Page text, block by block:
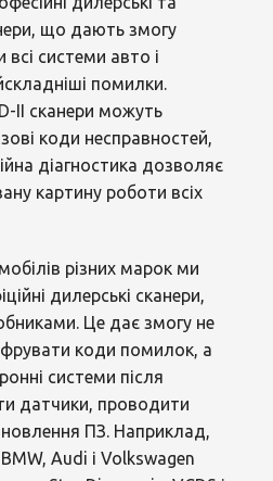
що дають змогу
всі системи авто і
помилки.
II сканери можуть
коди несправностей,
діагностика дозволяє
картину роботи всіх
різних марок ми
дилерські сканери,
Це дає змогу не
коди помилок, а
системи після
датчики, проводити
ПЗ. Наприклад,
Audi і Volkswagen